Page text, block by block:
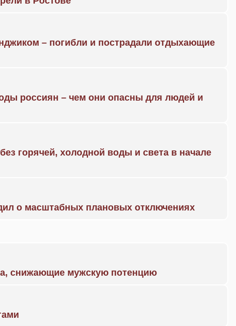
– погибли и пострадали отдыхающие
россиян – чем они опасны для людей и
горячей, холодной воды и света в начале
о масштабных плановых отключениях
снижающие мужскую потенцию